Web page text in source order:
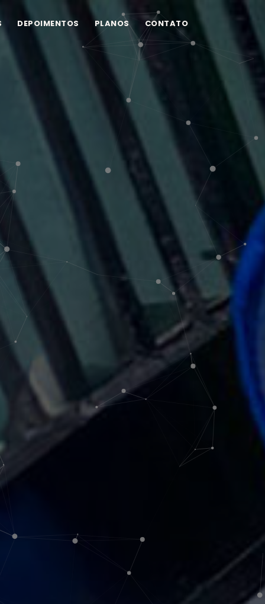
DEPOIMENTOS PLANOS CONTATO